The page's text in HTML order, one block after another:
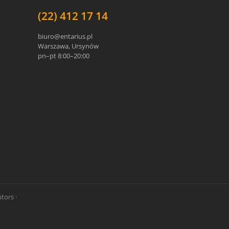
(22) 412 17 14
biuro@entarius.pl
Warszawa, Ursynów
pn–pt 8:00–20:00
·